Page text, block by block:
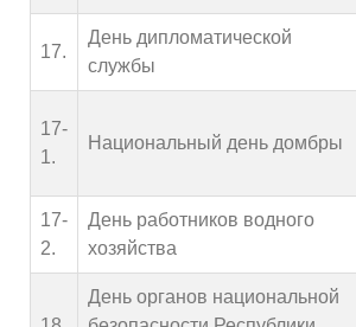
17.
День дипломатической
службы
17-
1.
Национальный день домбры
17-
2.
День работников водного
хозяйства
День органов национальной